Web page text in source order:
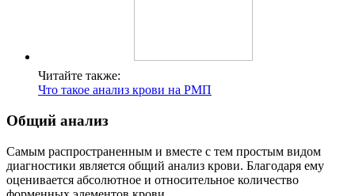
Читайте также:
Что такое анализ крови на РМП
Общий анализ
Самым распространенным и вместе с тем простым видом
диагностики является общий анализ крови. Благодаря ему
оценивается абсолютное и относительное количество